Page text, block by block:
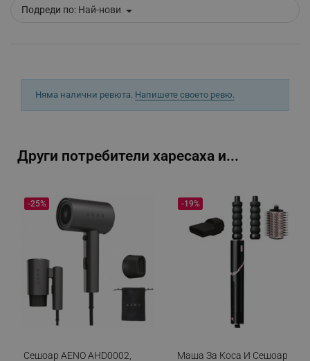
Подреди по: Най-нови
Няма налични ревюта. Напишете своето ревю.
Други потребители харесаха и...
Сешоар AENO AHD0002,
-25%
Маша За Коса И Сешоар
-19%
_sgf_rq
segmentifyExtension .alleop.bg
sgfUserUpdateData .alleop.bg
rlv_h_fbp
.alleop.bg